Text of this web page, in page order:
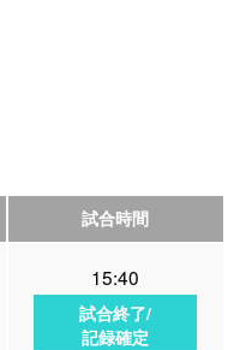
試合時間
15:40
試合終了/
記録確定